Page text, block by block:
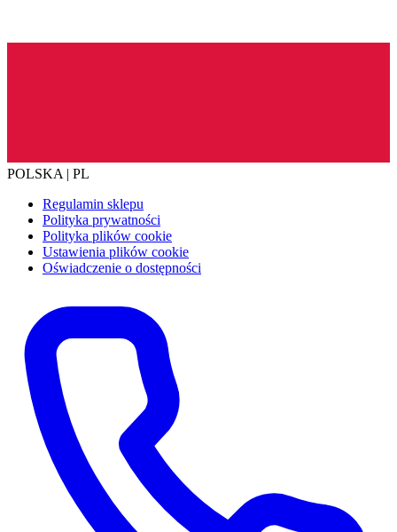
POLSKA | PL
Regulamin sklepu
Polityka prywatności
Polityka plików cookie
Ustawienia plików cookie
Oświadczenie o dostępności